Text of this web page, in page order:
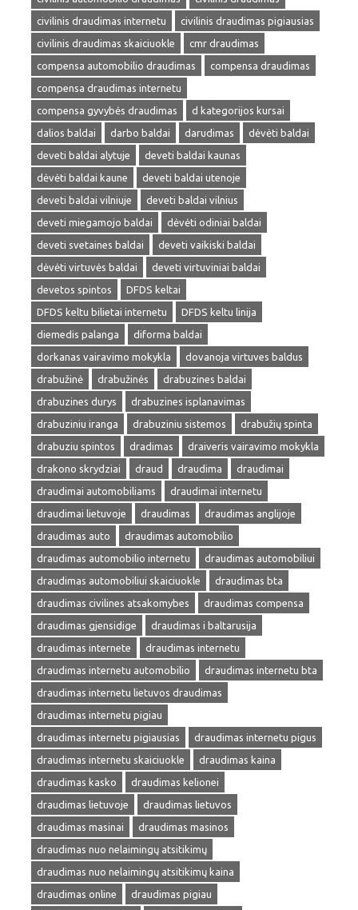
civilinis draudimas internetu
civilinis draudimas pigiausias
civilinis draudimas skaiciuokle
cmr draudimas
compensa automobilio draudimas
compensa draudimas
compensa draudimas internetu
compensa gyvybės draudimas
d kategorijos kursai
dalios baldai
darbo baldai darudimas
dėvėti baldai
deveti baldai alytuje
deveti baldai kaunas
dėvėti baldai kaune
deveti baldai utenoje
deveti baldai vilniuje
deveti baldai vilnius
deveti miegamojo baldai
dėvėti odiniai baldai
deveti svetaines baldai
deveti vaikiski baldai
dėvėti virtuvės baldai
deveti virtuviniai baldai
devetos spintos
DFDS keltai
DFDS keltu bilietai internetu
DFDS keltu linija
diemedis palanga
diforma baldai
dorkanas vairavimo mokykla
dovanoja virtuves baldus
drabužinė
drabužinės
drabuzines baldai
drabuzines durys
drabuzines isplanavimas
drabuziniu iranga
drabuziniu sistemos
drabužių spinta
drabuziu spintos
dradimas
draiveris vairavimo mokykla
drakono skrydziai
draud draudima
draudimai
draudimai automobiliams
draudimai internetu
draudimai lietuvoje
draudimas
draudimas anglijoje
draudimas auto
draudimas automobilio
draudimas automobilio internetu
draudimas automobiliui
draudimas automobiliui skaiciuokle
draudimas bta
draudimas civilines atsakomybes
draudimas compensa
draudimas gjensidige
draudimas i baltarusija
draudimas internete
draudimas internetu
draudimas internetu automobilio
draudimas internetu bta
draudimas internetu lietuvos draudimas
draudimas internetu pigiau
draudimas internetu pigiausias
draudimas internetu pigus
draudimas internetu skaiciuokle
draudimas kaina
draudimas kasko
draudimas kelionei
draudimas lietuvoje
draudimas lietuvos
draudimas masinai
draudimas masinos
draudimas nuo nelaimingų atsitikimų
draudimas nuo nelaimingų atsitikimų kaina
draudimas online
draudimas pigiau